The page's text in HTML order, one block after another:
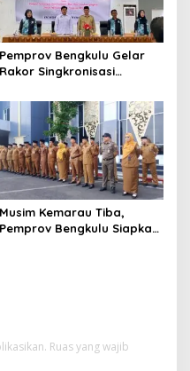
Pemprov Bengkulu Gelar
Rakor Singkronisasi
Gratis
Musim Kemarau Tiba,
Pemprov Bengkulu Siapkan
Ruas yang wajib